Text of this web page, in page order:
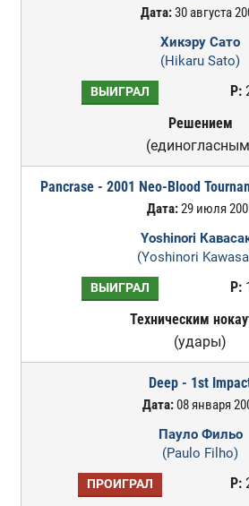
Дата:30 августа
Хикэру Сато
(Hikaru Sato)
ВЫИГРАЛ Р:
Решением
Pancrase - 2001 Neo-Blood
Дата:29 июля
Yoshinori
(Yoshinori
ВЫИГРАЛ Р:
Техническим
(удары)
Deep - 1st
Дата:08 января
Пауло Фильо
(Paulo Filho)
ПРОИГРАЛ Р: